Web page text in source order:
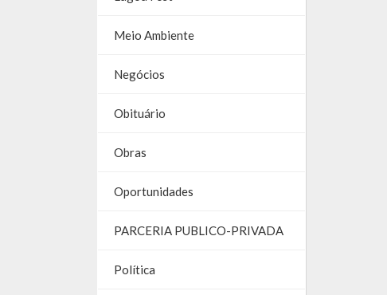
Meio Ambiente
Negócios
Obituário
Obras
Oportunidades
PARCERIA PUBLICO-PRIVADA
Política